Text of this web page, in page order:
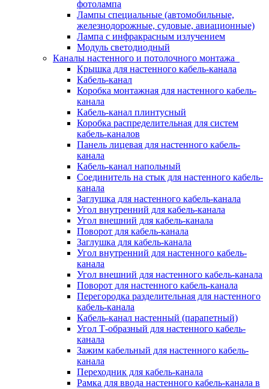
фотолампа
Лампы специальные (автомобильные,
железнодорожные, судовые, авиационные)
Лампа с инфракрасным излучением
Модуль светодиодный
Каналы настенного и потолочного монтажа
Крышка для настенного кабель-канала
Кабель-канал
Коробка монтажная для настенного кабель-
канала
Кабель-канал плинтусный
Коробка распределительная для систем
кабель-каналов
Панель лицевая для настенного кабель-
канала
Кабель-канал напольный
Соединитель на стык для настенного кабель-
канала
Заглушка для настенного кабель-канала
Угол внутренний для кабель-канала
Угол внешний для кабель-канала
Поворот для кабель-канала
Заглушка для кабель-канала
Угол внутренний для настенного кабель-
канала
Угол внешний для настенного кабель-канала
Поворот для настенного кабель-канала
Перегородка разделительная для настенного
кабель-канала
Кабель-канал настенный (парапетный)
Угол Т-образный для настенного кабель-
канала
Зажим кабельный для настенного кабель-
канала
Переходник для кабель-канала
Рамка для ввода настенного кабель-канала в